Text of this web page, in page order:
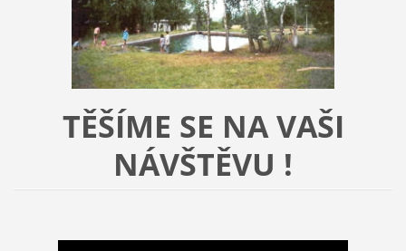
TĚŠÍME SE NA VAŠI
NÁVŠTĚVU !